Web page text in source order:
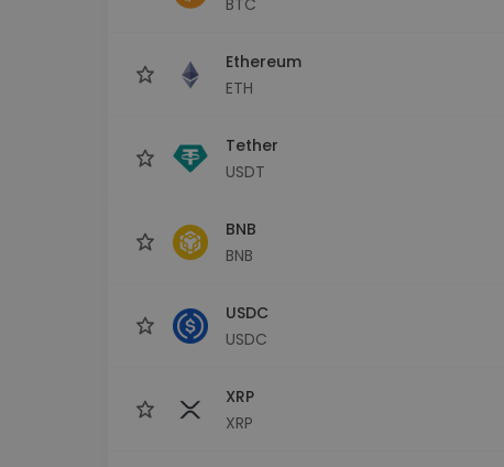
Ethereum
ETH
Tether
USDT
BNB
BNB
USDC
USDC
XRP
XRP